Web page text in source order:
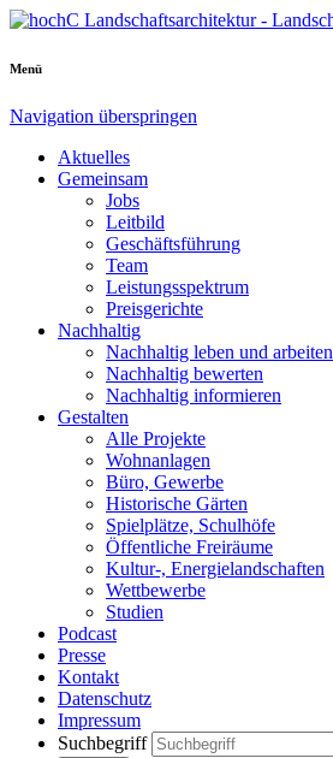
Menü
Navigation überspringen
Aktuelles
Gemeinsam
Jobs
Leitbild
Geschäftsführung
Team
Leistungsspektrum
Preisgerichte
Nachhaltig
Nachhaltig leben und arbeiten
Nachhaltig bewerten
Nachhaltig informieren
Gestalten
Alle Projekte
Wohnanlagen
Büro, Gewerbe
Historische Gärten
Spielplätze, Schulhöfe
Öffentliche Freiräume
Kultur-, Energielandschaften
Wettbewerbe
Studien
Podcast
Presse
Kontakt
Datenschutz
Impressum
Suchbegriff